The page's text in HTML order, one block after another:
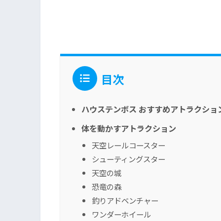
目次
ハウステンボス おすすめアトラクショ
体を動かすアトラクション
天空レールコースター
シューティングスター
天空の城
恐竜の森
釣りアドベンチャー
ワンダーホイール